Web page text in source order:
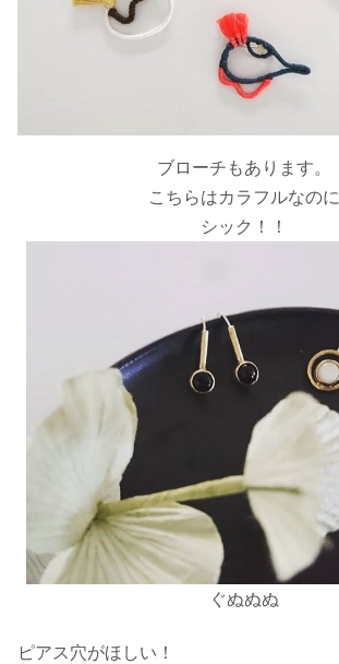
ブローチもあります。
こちらはカラフルなのに
シック！！
ぐぬぬぬ
ピアス穴がほしい！